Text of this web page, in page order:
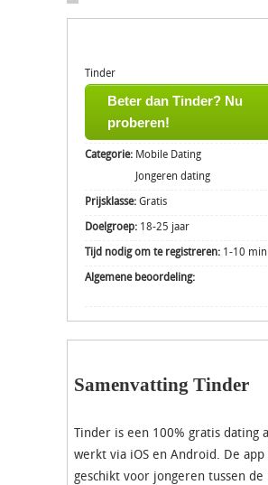
Tinder
Beter dan Tinder? Nu
proberen!
Categorie: Mobile Dating
Jongeren dating
Prijsklasse: Gratis
Doelgroep: 18-25 jaar
Tijd nodig om te registreren: 1-10
Algemene beoordeling:
Samenvatting Tinder
Tinder is een 100% gratis dating
werkt via iOS en Android. De app
geschikt voor jongeren tussen de